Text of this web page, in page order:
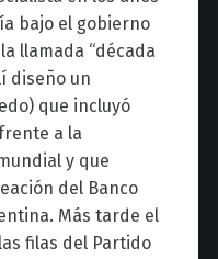
bajo el gobierno
llamada “década
diseño un
que incluyó
a la
y que
del Banco
Más tarde el
filas del Partido